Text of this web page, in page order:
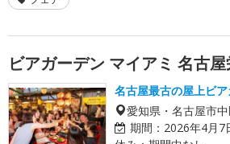
ビアガーデン マイアミ 名古
名古屋最古の屋上ビ
愛知県・名古屋市
期間： 2026年4月